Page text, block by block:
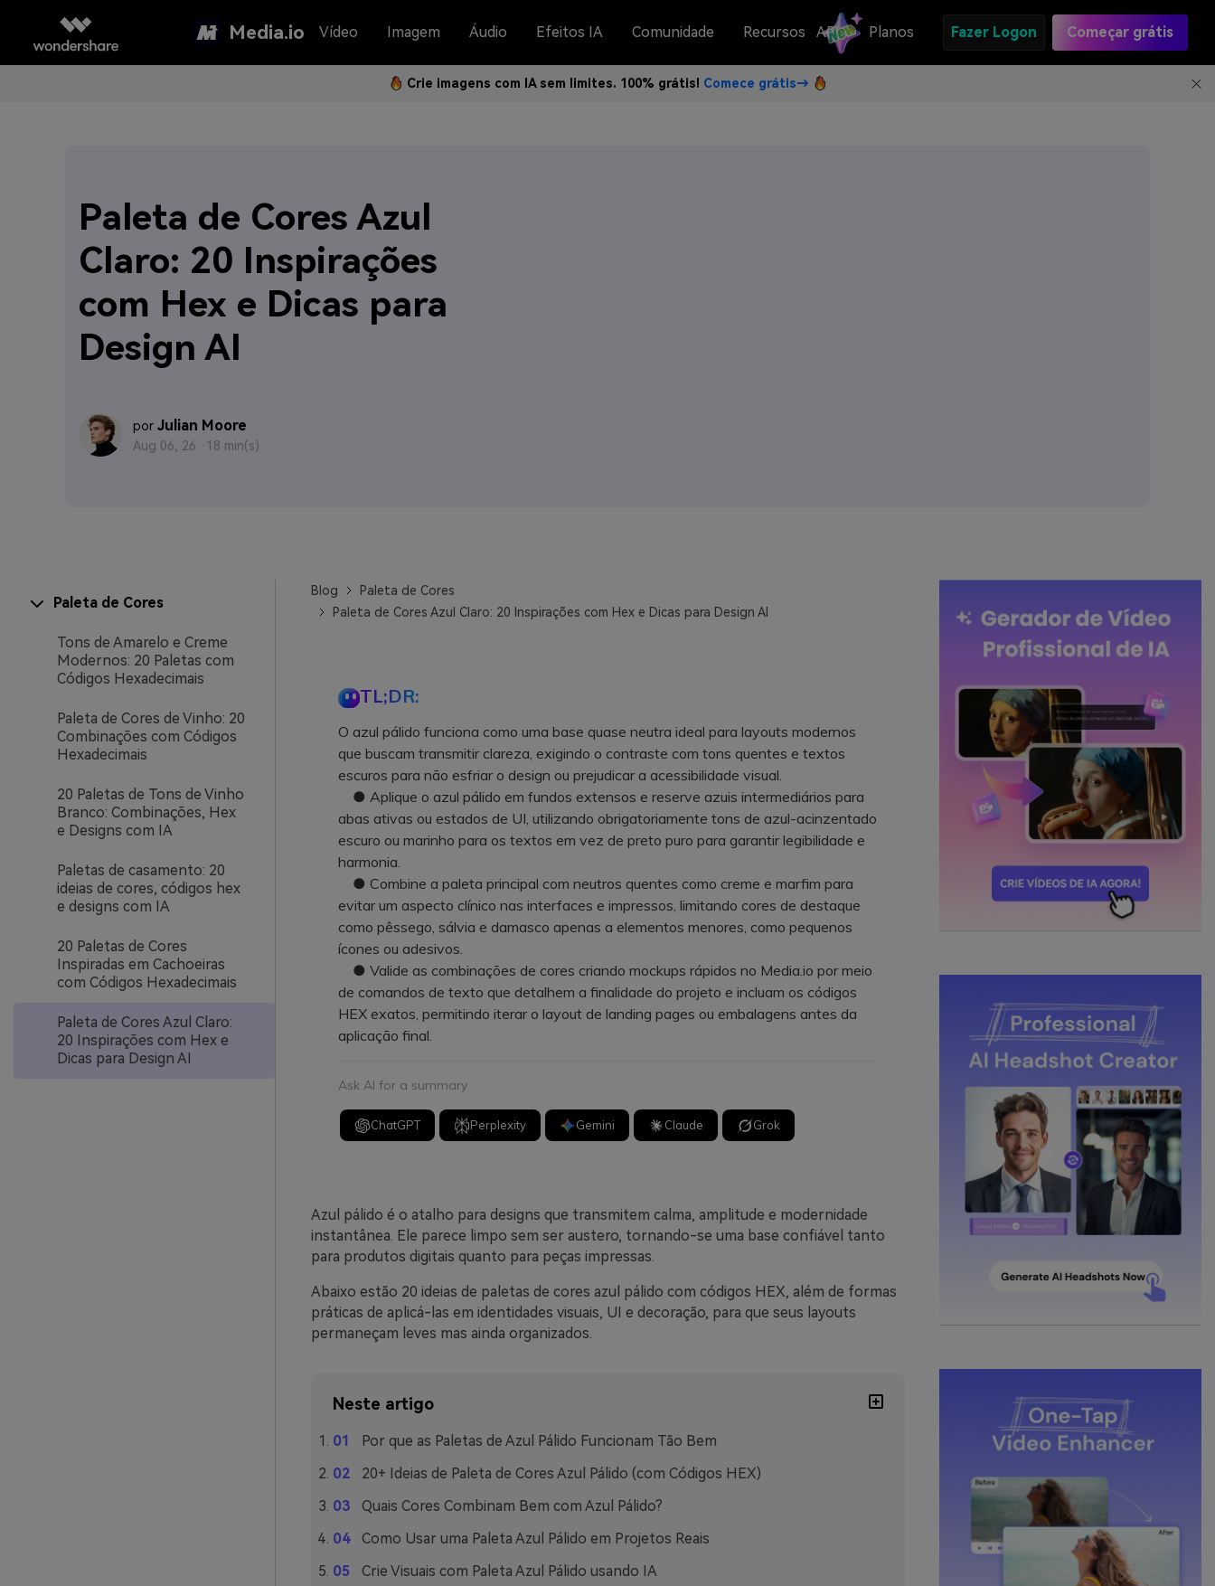
Media.io Vídeo Imagem Áudio Efeitos IA Comunidade Recursos API Planos Fazer Logon Começar grátis
Crie imagens com IA sem limites. 100% grátis! Comece grátis→
Paleta de Cores Azul
Claro: 20 Inspirações
com Hex e Dicas para
Design AI
por Julian Moore
Aug 06, 26 · 18 min(s)
Paleta de Cores
Tons de Amarelo e Creme
Modernos: 20 Paletas com
Códigos Hexadecimais
Paleta de Cores de Vinho: 20
Combinações com Códigos
Hexadecimais
20 Paletas de Tons de Vinho
Branco: Combinações, Hex
e Designs com IA
Paletas de casamento: 20
ideias de cores, códigos hex
e designs com IA
20 Paletas de Cores
Inspiradas em Cachoeiras
com Códigos Hexadecimais
Paleta de Cores Azul Claro:
20 Inspirações com Hex e
Dicas para Design AI
Blog
Paleta de Cores
Paleta de Cores Azul Claro: 20 Inspirações com Hex e Dicas para Design AI
TL;DR:
O azul pálido funciona como uma base quase neutra ideal para layouts modernos
que buscam transmitir clareza, exigindo o contraste com tons quentes e textos
escuros para não esfriar o design ou prejudicar a acessibilidade visual.
● Aplique o azul pálido em fundos extensos e reserve azuis intermediários para
abas ativas ou estados de UI, utilizando obrigatoriamente tons de azul-acinzentado
escuro ou marinho para os textos em vez de preto puro para garantir legibilidade e
harmonia.
● Combine a paleta principal com neutros quentes como creme e marfim para
evitar um aspecto clínico nas interfaces e impressos, limitando cores de destaque
como pêssego, sálvia e damasco apenas a elementos menores, como pequenos
ícones ou adesivos.
● Valide as combinações de cores criando mockups rápidos no Media.io por meio
de comandos de texto que detalhem a finalidade do projeto e incluam os códigos
HEX exatos, permitindo iterar o layout de landing pages ou embalagens antes da
aplicação final.
Ask AI for a summary
ChatGPT Perplexity Gemini Claude Grok
Azul pálido é o atalho para designs que transmitem calma, amplitude e modernidade
instantânea. Ele parece limpo sem ser austero, tornando-se uma base confiável tanto
para produtos digitais quanto para peças impressas.
Abaixo estão 20 ideias de paletas de cores azul pálido com códigos HEX, além de formas
práticas de aplicá-las em identidades visuais, UI e decoração, para que seus layouts
permaneçam leves mas ainda organizados.
Neste artigo
Por que as Paletas de Azul Pálido Funcionam Tão Bem
20+ Ideias de Paleta de Cores Azul Pálido (com Códigos HEX)
Quais Cores Combinam Bem com Azul Pálido?
Como Usar uma Paleta Azul Pálido em Projetos Reais
Crie Visuais com Paleta Azul Pálido usando IA